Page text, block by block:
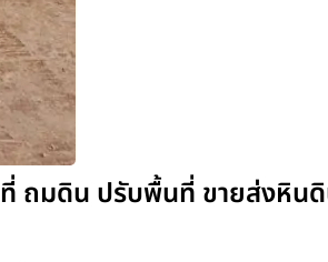
ที่ ถมดิน ปรับพื้นที่ ขายส่งหิน